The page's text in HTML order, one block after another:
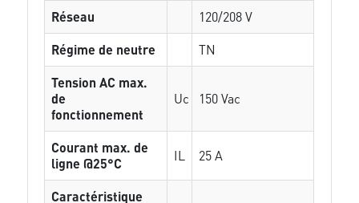
Réseau
120/208 V
Régime de neutre
TN
Tension AC max.
de
fonctionnement
Uc 150 Vac
Courant max. de
ligne @25°C
IL 25 A
Caractéristique